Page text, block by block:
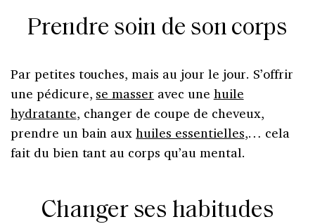
Prendre soin de son corps
Par petites touches, mais au jour le jour. S’offrir
une pédicure, se masser avec une huile
hydratante, changer de coupe de cheveux,
prendre un bain auxhuiles essentielles,… cela
fait du bien tant au corps qu’au mental.
Changer ses habitudes